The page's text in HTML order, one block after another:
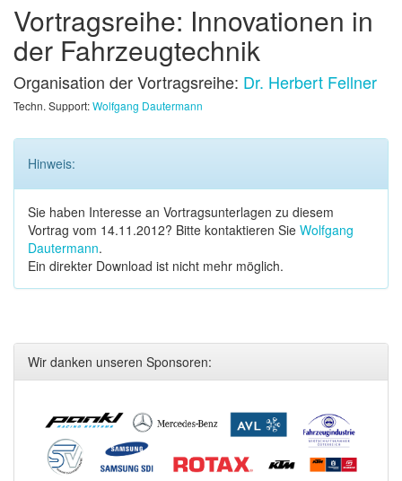
Vortragsreihe: Innovationen in
der Fahrzeugtechnik
Organisation der Vortragsreihe: Dr. Herbert Fellner
Techn. Support:Wolfgang Dautermann
Hinweis:
Sie haben Interesse an Vortragsunterlagen zu diesem
Vortrag vom 14.11.2012? Bitte kontaktieren Sie Wolfgang
Dautermann.
Ein direkter Download ist nicht mehr möglich.
Wir danken unseren Sponsoren: